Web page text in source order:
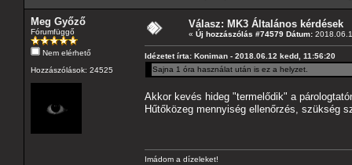
Meg Győző
Fórumfüggő
Nem elérhető
Hozzászólások: 24525
Válasz: MK3 Általános kérdések
« Új hozzászólás #74579 Dátum:
Idézetet írta: Koniman - 2018.06.12 kedd, 11:56:20
Sajna 1 óra használat után is ez a helyzet.
Akkor kevés hideg "termelődik" a
Hűtőközeg mennyiség ellenőrzés, szükség
Imádom a dízeleket!